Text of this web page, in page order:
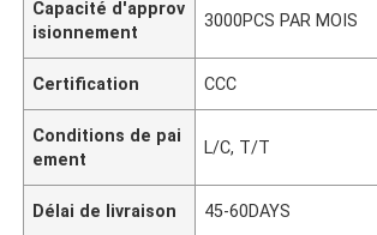
Capacité d'approv
isionnement
3000PCS PAR MOIS
Certification CCC
Conditions de pai
ement
L/C, T/T
Délai de livraison 45-60DAYS